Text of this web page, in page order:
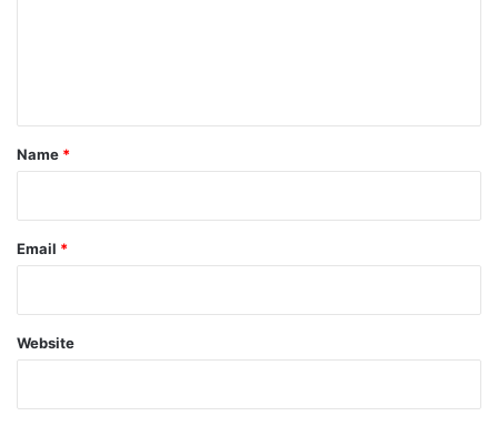
*
Name *
Email *
Website